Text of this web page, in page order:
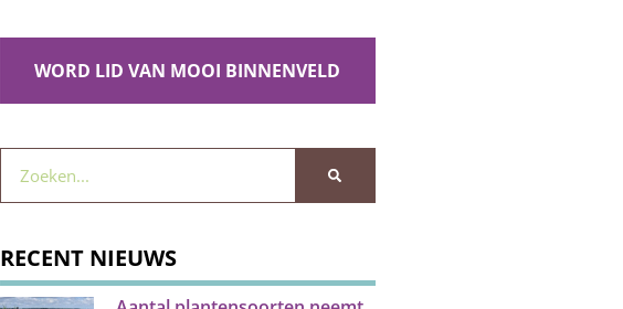
WORD LID VAN MOOI BINNENVELD
RECENT NIEUWS